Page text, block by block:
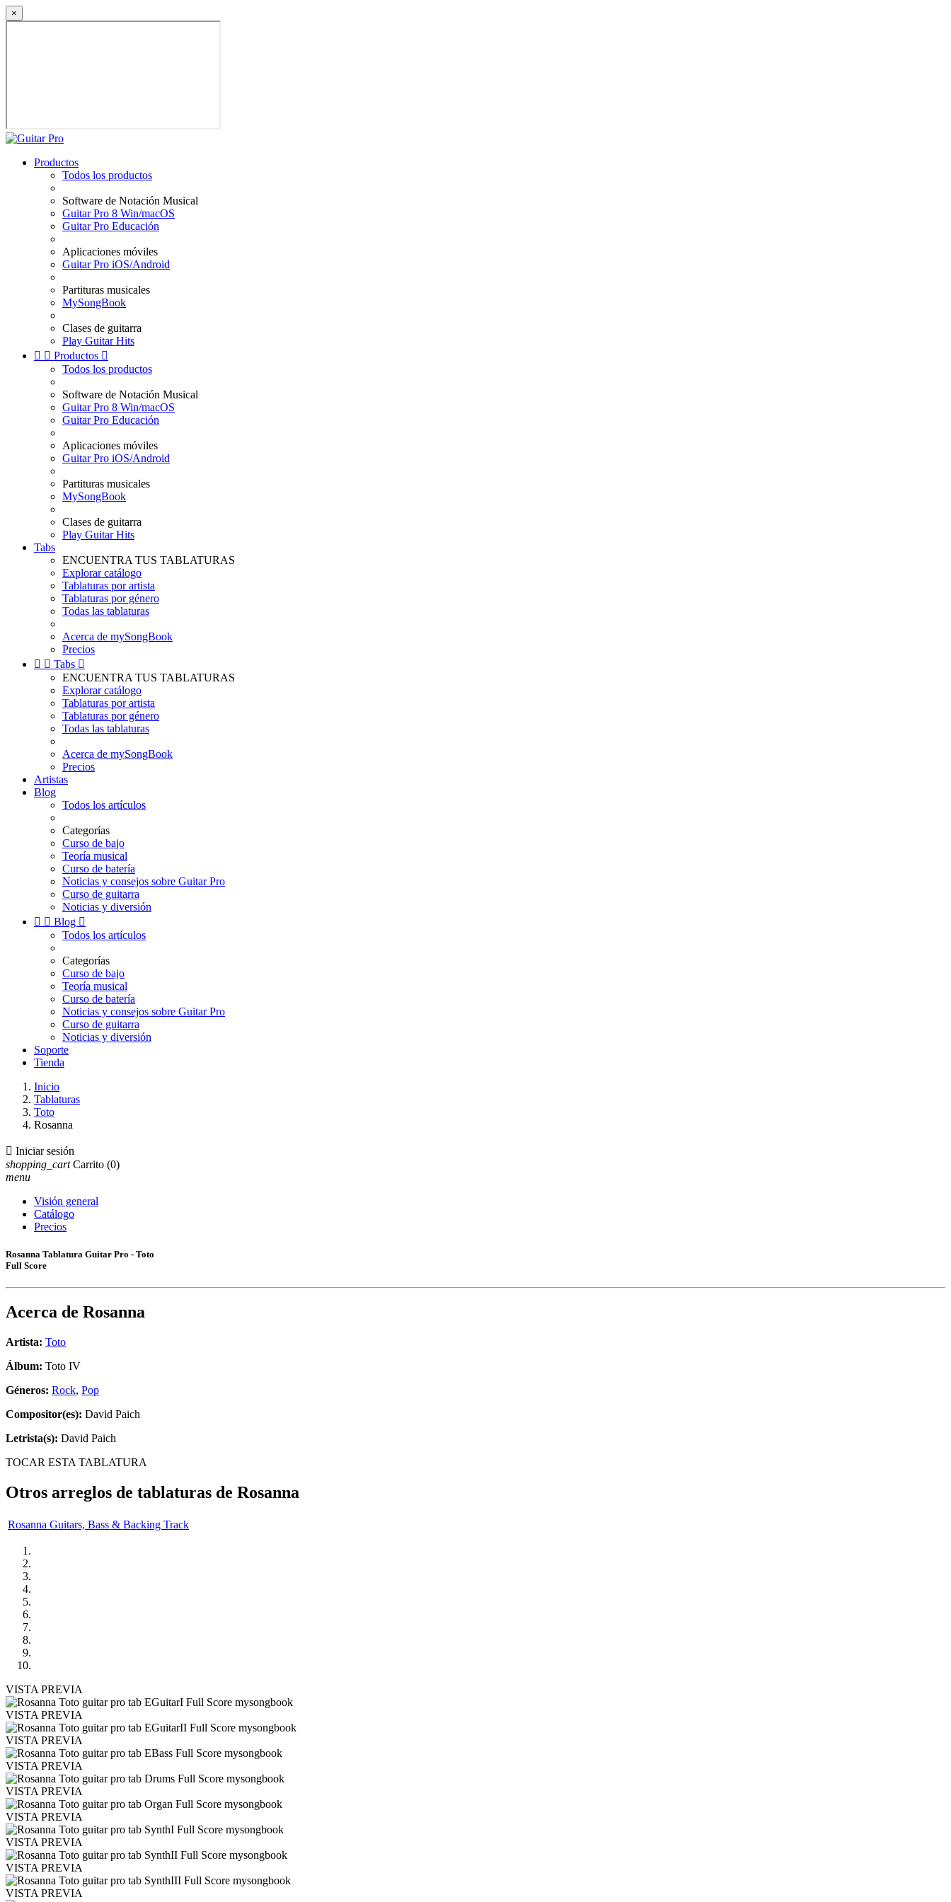
×
Productos
Todos los productos
Software de Notación Musical
Guitar Pro 8 Win/macOS
Guitar Pro Educación
Aplicaciones móviles
Guitar Pro iOS/Android
Partituras musicales
MySongBook
Clases de guitarra
Play Guitar Hits
  Productos 
Todos los productos
Software de Notación Musical
Guitar Pro 8 Win/macOS
Guitar Pro Educación
Aplicaciones móviles
Guitar Pro iOS/Android
Partituras musicales
MySongBook
Clases de guitarra
Play Guitar Hits
Tabs
ENCUENTRA TUS TABLATURAS
Explorar catálogo
Tablaturas por artista
Tablaturas por género
Todas las tablaturas
Acerca de mySongBook
Precios
  Tabs 
ENCUENTRA TUS TABLATURAS
Explorar catálogo
Tablaturas por artista
Tablaturas por género
Todas las tablaturas
Acerca de mySongBook
Precios
Artistas
Blog
Todos los artículos
Categorías
Curso de bajo
Teoría musical
Curso de batería
Noticias y consejos sobre Guitar Pro
Curso de guitarra
Noticias y diversión
  Blog 
Todos los artículos
Categorías
Curso de bajo
Teoría musical
Curso de batería
Noticias y consejos sobre Guitar Pro
Curso de guitarra
Noticias y diversión
Soporte
Tienda
Inicio
Tablaturas
Toto
Rosanna
 Iniciar sesión
shopping_cart Carrito (0)
menu
Visión general
Catálogo
Precios
Rosanna Tablatura Guitar Pro - Toto
Full Score
Acerca de Rosanna
Artista: Toto
Álbum: Toto IV
Géneros: Rock, Pop
Compositor(es): David Paich
Letrista(s): David Paich
TOCAR ESTA TABLATURA
Otros arreglos de tablaturas de Rosanna
Rosanna Guitars, Bass & Backing Track
VISTA PREVIA
VISTA PREVIA
VISTA PREVIA
VISTA PREVIA
VISTA PREVIA
VISTA PREVIA
VISTA PREVIA
VISTA PREVIA
VISTA PREVIA